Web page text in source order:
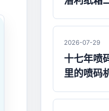
2026-07-29
十七年喷
里的喷码